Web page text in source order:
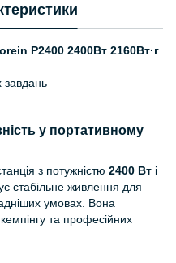
P2400 2400Вт 2160Вт·г
завдань
у портативному
з потужністю 2400 Вт і
стабільне живлення для
умовах. Вона
та професійних